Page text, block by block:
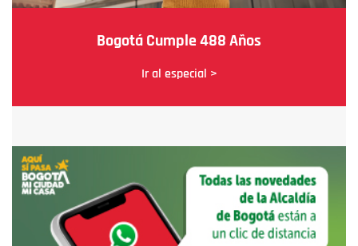
Bogotá Cumple 488 Años
Ir al especial >